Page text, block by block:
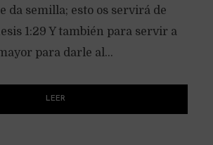
da semilla; esto os servirá de
1:29 Y también para servir a
para darle al...
LEER